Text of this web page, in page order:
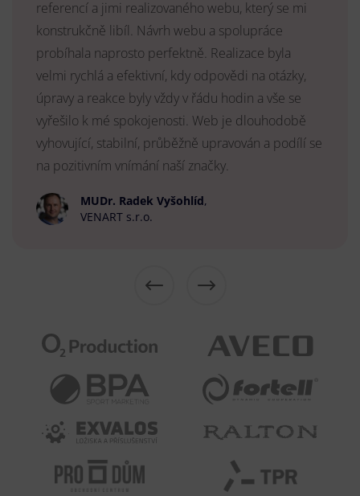
referencí a jimi realizovaného webu, který se mi
konstrukčně libíl. Návrh webu a spolupráce
probíhala naprosto perfektně. Realizace byla
velmi rychlá a efektivní, kdy odpovědi na otázky,
úpravy a reakce byly vždy v řádu hodin a vše se
vyřešilo k mé spokojenosti. Web je dlouhodobě
vyhovující, stabilní, průběžně upravován a podílí se
na pozitivním vnímání naší značky.
MUDr. Radek Vyšohlíd,
VENART s.r.o.